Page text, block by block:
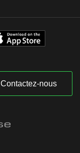
Contactez-nous